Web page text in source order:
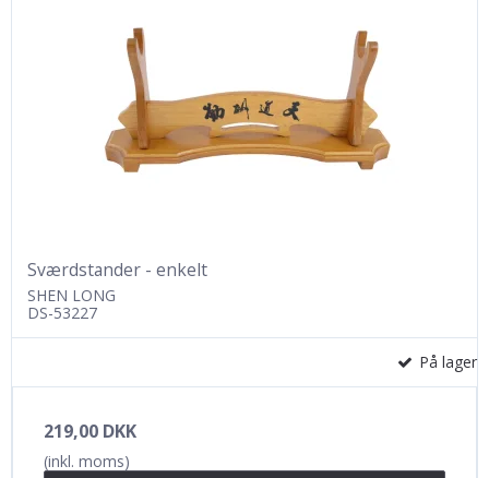
Sværdstander - enkelt
SHEN LONG
DS-53227
På lager
219,00 DKK
(inkl. moms)